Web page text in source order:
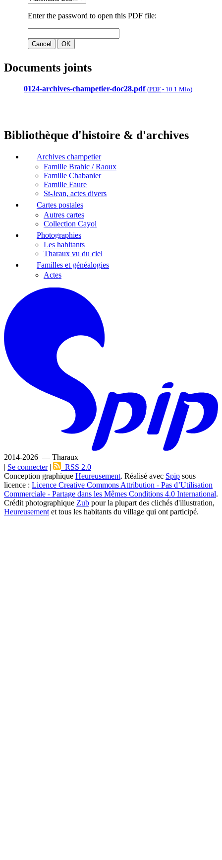
Documents joints
0124-archives-champetier-doc28.pdf (PDF - 10.1 Mio)
Bibliothèque d'histoire & d'archives
Archives champetier
Famille Brahic / Raoux
Famille Chabanier
Famille Faure
St-Jean, actes divers
Cartes postales
Autres cartes
Collection Cayol
Photographies
Les habitants
Tharaux vu du ciel
Familles et généalogies
Actes
2014-2026 — Tharaux
| Se connecter|
RSS 2.0
Conception graphique Heureusement. Réalisé avec Spip sous
licence : Licence Creative Commons Attribution - Pas d’Utilisation
Commerciale - Partage dans les Mêmes Conditions 4.0 International.
Crédit photographique Zub pour la plupart des clichés d'illustration,
Heureusement et tous les habitants du village qui ont participé.